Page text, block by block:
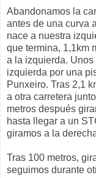
Abandonamos la
antes de una curva
nace a nuestra
que termina, 1,1km
a la izquierda.
izquierda por una
Punxeiro. Tras 2,1
a otra carretera
metros después
hasta llegar a un
giramos a la
Tras 100 metros,
seguimos durante